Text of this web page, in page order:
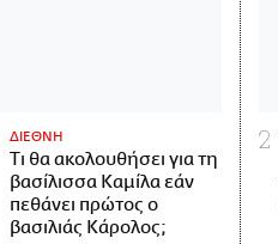
ΔΙΕΘΝΗ
Τι θα ακολουθήσει για τη
βασίλισσα Καμίλα εάν
πεθάνει πρώτος ο
βασιλιάς Κάρολος;